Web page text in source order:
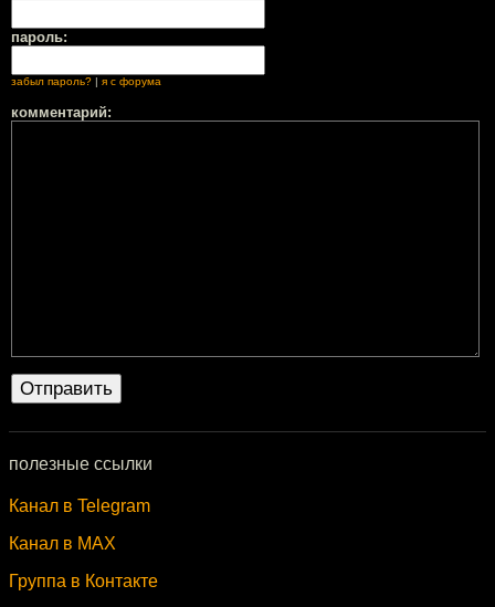
пароль:
забыл пароль? | я с форума
комментарий:
полезные ссылки
Канал в Telegram
Канал в MAX
Группа в Контакте